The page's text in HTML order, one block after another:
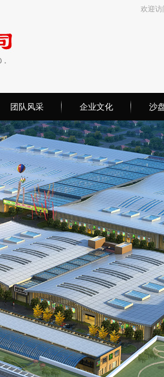
欢迎访
团队风采 企业文化 沙